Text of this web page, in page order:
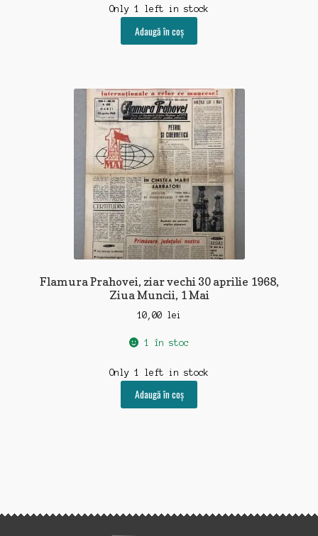
Only 1 left in stock
Adaugă în coș
Flamura Prahovei, ziar vechi 30 aprilie 1968,
Ziua Muncii, 1 Mai
10,00 lei
1 în stoc
Only 1 left in stock
Adaugă în coș